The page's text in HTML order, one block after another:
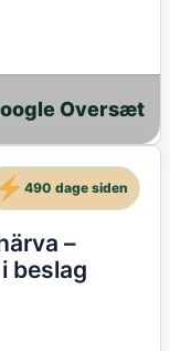
Oversæt
–
beslag
490 dage siden